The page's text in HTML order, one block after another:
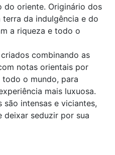
oriente. Originário dos
terra da indulgência e do
a riqueza e todo o
combinando as
notas orientais por
o mundo, para
mais luxuosa.
são intensas e viciantes,
deixar seduzir por sua